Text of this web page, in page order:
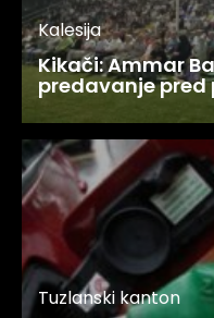
Kalesija
Kikači: Ammar
predavanje
Tuzlanski kanton